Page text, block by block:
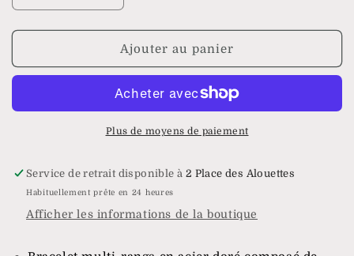
la
quantité
Bracelet
la
quantité
Bracelet
Ajouter au panier
Plus de moyens de paiement
Service de retrait disponible à 2 Place des Alouettes
Habituellement prête en 24 heures
Afficher les informations de la boutique